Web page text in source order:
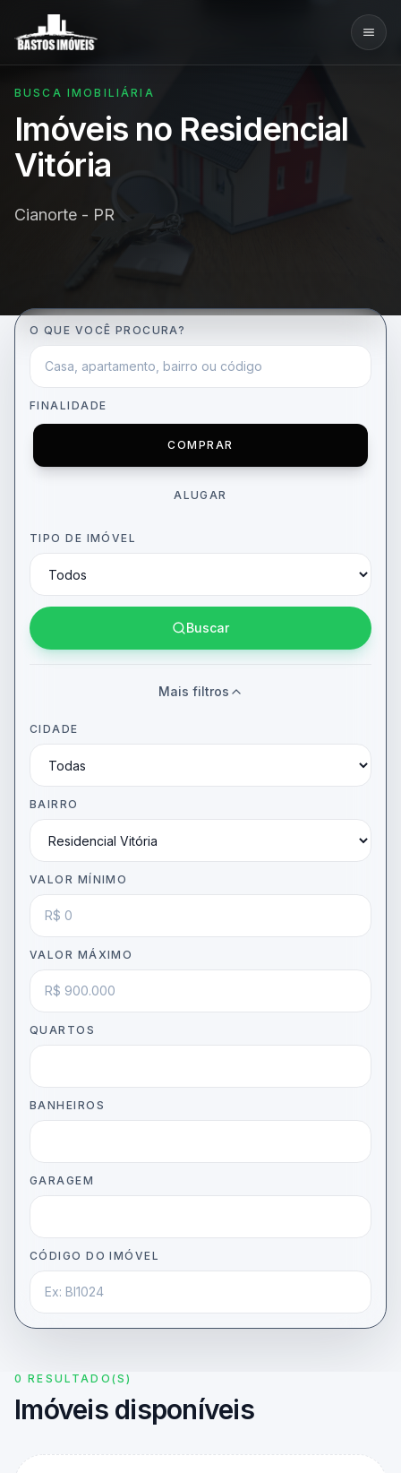
BUSCA IMOBILIÁRIA
Imóveis no Residencial
Vitória
Cianorte - PR
O QUE VOCÊ PROCURA?
FINALIDADE
COMPRAR
ALUGAR
TIPO DE IMÓVEL
Buscar
Mais filtros
CIDADE
BAIRRO
VALOR MÍNIMO
VALOR MÁXIMO
QUARTOS
BANHEIROS
GARAGEM
CÓDIGO DO IMÓVEL
0 RESULTADO(S)
Imóveis disponíveis